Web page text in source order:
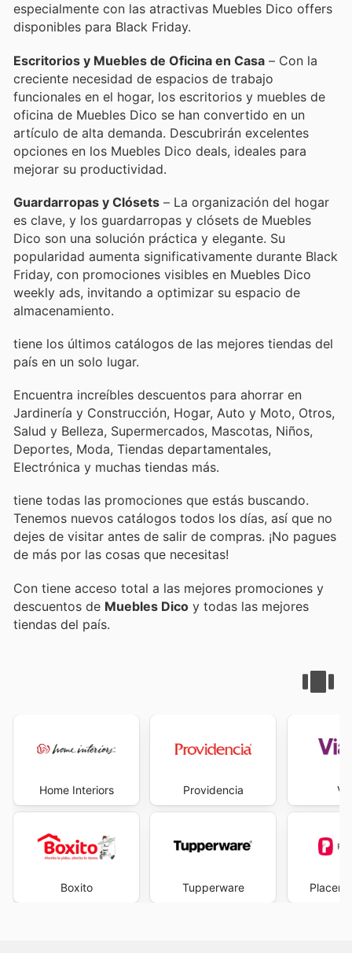
especialmente con las atractivas Muebles Dico offers
disponibles para Black Friday.
Escritorios y Muebles de Oficina en Casa – Con la
creciente necesidad de espacios de trabajo
funcionales en el hogar, los escritorios y muebles de
oficina de Muebles Dico se han convertido en un
artículo de alta demanda. Descubrirán excelentes
opciones en los Muebles Dico deals, ideales para
mejorar su productividad.
Guardarropas y Clósets – La organización del hogar
es clave, y los guardarropas y clósets de Muebles
Dico son una solución práctica y elegante. Su
popularidad aumenta significativamente durante Black
Friday, con promociones visibles en Muebles Dico
weekly ads, invitando a optimizar su espacio de
almacenamiento.
tiene los últimos catálogos de las mejores tiendas del
país en un solo lugar.
Encuentra increíbles descuentos para ahorrar en
Jardinería y Construcción, Hogar, Auto y Moto, Otros,
Salud y Belleza, Supermercados, Mascotas, Niños,
Deportes, Moda, Tiendas departamentales,
Electrónica y muchas tiendas más.
tiene todas las promociones que estás buscando.
Tenemos nuevos catálogos todos los días, así que no
dejes de visitar antes de salir de compras. ¡No pagues
de más por las cosas que necesitas!
Con tiene acceso total a las mejores promociones y
descuentos de Muebles Dico y todas las mejores
tiendas del país.
Home Interiors
Boxito
Providencia
Tupperware